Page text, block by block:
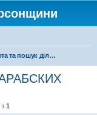
Робота та пошук ділових партнерів
з 1